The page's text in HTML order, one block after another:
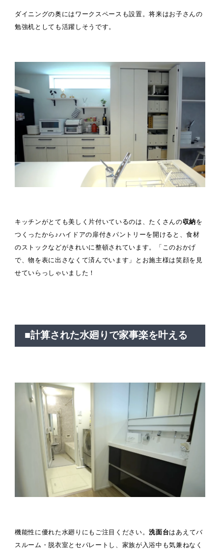
ダイニングの奥にはワークスペースも設置。将来はお子さんの
勉強机としても活躍しそうです。
キッチンがとても美しく片付いているのは、たくさんの収納を
つくったから♪ハイドアの扉付きパントリーを開けると、食材
のストックなどがきれいに整頓されています。「このおかげ
で、物を表に出さなくて済んでいます」とお施主様は笑顔を見
せていらっしゃいました！
■計算された水廻りで家事楽を叶える
機能性に優れた水廻りにもご注目ください。洗面台はあえてバ
スルーム・脱衣室とセパレートし、家族が入浴中も気兼ねなく